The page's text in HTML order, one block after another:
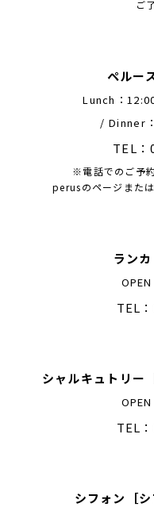
ご
ペルー
Lunch：
/ Dinner
TEL
※電話でのご予
perusのページまた
ランカ
TEL
シャルキュトリー
TEL
シフォン［シ